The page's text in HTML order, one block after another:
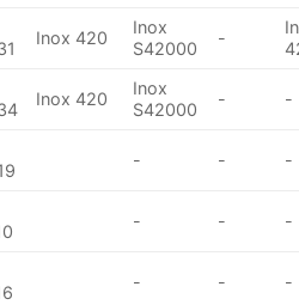
Inox 420
Inox
S42000
-
Inox 420
Inox
S42000
- -
- - -
- - -
- - -